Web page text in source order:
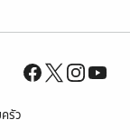
รัว